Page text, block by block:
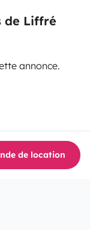
de Liffré
annonce.
de location